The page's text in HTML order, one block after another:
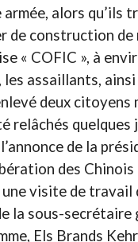
armée, alors qu’ils
de construction de
« COFIC », à
les assaillants,
deux citoyens
relâchés quelques
de la
des Chinois
visite de travail
la sous-secrétaire
Els Brands